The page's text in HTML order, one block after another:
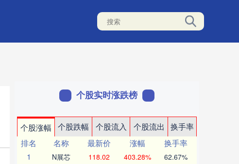
个股实时涨跌榜
个股涨幅 个股跌幅 个股流入 个股流出
换手率
排名
名称 最新价 涨幅
换手率
1
N展芯 118.02 403.28% 62.67%